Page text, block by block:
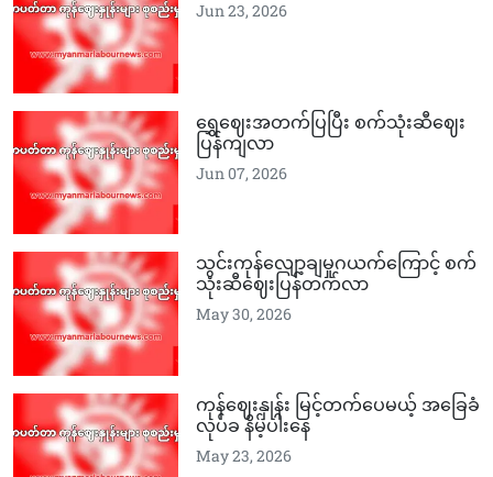
Jun 23, 2026
ရွှေဈေးအတက်ပြပြီး စက်သုံးဆီဈေး
ပြန်ကျလာ
Jun 07, 2026
သွင်းကုန်လျော့ချမှုဂယက်ကြောင့် စက်
သုံးဆီဈေးပြန်တက်လာ
May 30, 2026
ကုန်ဈေးနှုန်း မြင့်တက်ပေမယ့် အခြေခံ
လုပ်ခ နိမ့်ပါးနေ
May 23, 2026